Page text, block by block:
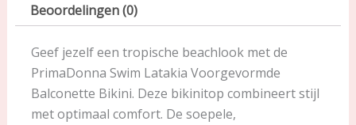
Beoordelingen (0)
Geef jezelf een tropische beachlook met de
PrimaDonna Swim Latakia Voorgevormde
Balconette Bikini. Deze bikinitop combineert stijl
met optimaal comfort. De soepele,